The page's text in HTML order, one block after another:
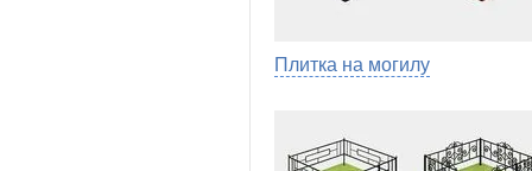
Плитка на могилу